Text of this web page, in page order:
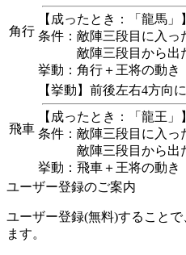
角行
【成ったとき：「龍馬」】
条件：敵陣三段目に入っ
敵陣三段目から出た
挙動：角行＋王将の動き
飛車
【挙動】前後左右4方向
【成ったとき：「龍王」】
条件：敵陣三段目に入っ
敵陣三段目から出た
挙動：飛車＋王将の動き
ユーザー登録のご案内
ユーザー登録(無料)すること
ます。